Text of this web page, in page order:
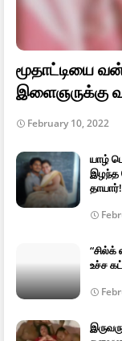
மூதாட்டியை
இளைஞருக்கு
February 10, 2022
யாழ்
இழந்த
உச்ச